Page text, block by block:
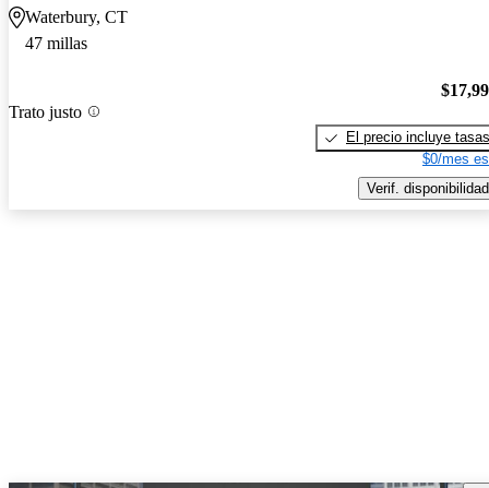
Waterbury, CT
47 millas
Trato justo
El precio incluye tasas
$0/mes
Verif. disponibilidad